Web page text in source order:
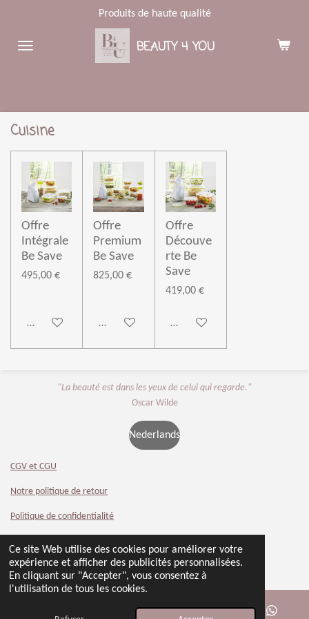
Ce site Web utilise des cookies pour améliorer votre
expérience et afficher des publicités personnalisées.
En cliquant sur "Accepter", vous consentez à
l'utilisation de tous les cookies.
contenu
BEAUTY 4 YOU
Produits de haute qualité
Cuisine
Offre
Intégrale
Be Save
495,00 €
Ajouter au panier
Offre
Premium
Be Save
825,00 €
Ajouter au panier
Offre
Découve
rte Be
Save
419,00 €
Ajouter au panier
"La beauté est dans les yeux de celui qui regarde."
Oscar Wilde
Nederlands
CGV et CGU
Notre politique de retour
Politique de confidentialité
© 2024 - 2026 Beauty 4 You
Propulsé parWebador